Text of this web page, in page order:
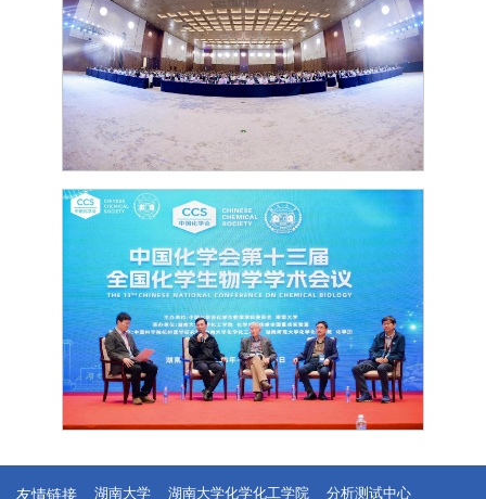
友情链接 湖南大学 湖南大学化学化工学院 分析测试中心